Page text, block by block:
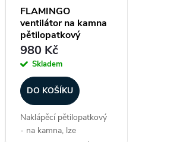
FLAMINGO
ventilátor na kamna
pětilopatkový
naklápěcí, černý
980 Kč
Skladem
DO KOŠÍKU
Naklápěcí pětilopatkový
- na kamna, lze